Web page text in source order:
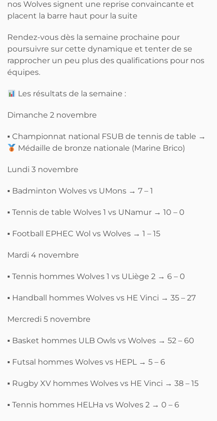
nos Wolves signent une reprise convaincante et
placent la barre haut pour la suite
Rendez-vous dès la semaine prochaine pour
poursuivre sur cette dynamique et tenter de se
rapprocher un peu plus des qualifications pour nos
équipes.
Les résultats de la semaine :
Dimanche 2 novembre
▪ Championnat national FSUB de tennis de table →
Médaille de bronze nationale (Marine Brico)
Lundi 3 novembre
▪ Badminton Wolves vs UMons → 7 – 1
▪ Tennis de table Wolves 1 vs UNamur → 10 – 0
▪ Football EPHEC Wol vs Wolves → 1 – 15
Mardi 4 novembre
▪ Tennis hommes Wolves 1 vs ULiège 2 → 6 – 0
▪ Handball hommes Wolves vs HE Vinci → 35 – 27
Mercredi 5 novembre
▪ Basket hommes ULB Owls vs Wolves → 52 – 60
▪ Futsal hommes Wolves vs HEPL → 5 – 6
▪ Rugby XV hommes Wolves vs HE Vinci → 38 – 15
▪ Tennis hommes HELHa vs Wolves 2 → 0 – 6